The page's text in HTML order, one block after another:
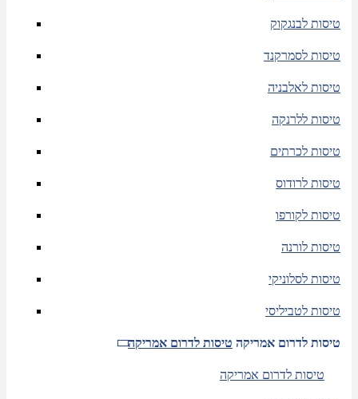
טיסות לבנגקוק
טיסות לסמרקנד
טיסות לאלבניה
טיסות ללרנקה
טיסות לכרתים
טיסות לרודוס
טיסות לקורפו
טיסות לורנה
טיסות לסלוניקי
טיסות לטביליסי
טיסות לדרום אמריקה טיסות לדרום אמריקה
טיסות לדרום אמריקה